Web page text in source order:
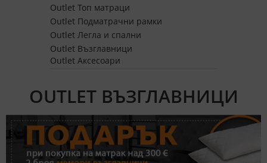
OUTLET ВЪЗГЛАВНИЦИ
Outlet Топ матраци
Outlet Подматрачни рамки
Outlet Легла и спални
Outlet Възглавници
Outlet Аксесоари